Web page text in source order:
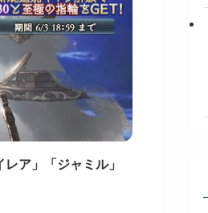
ア」「ジャミル」